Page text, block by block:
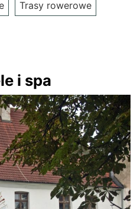
Trasy rowerowe
i spa